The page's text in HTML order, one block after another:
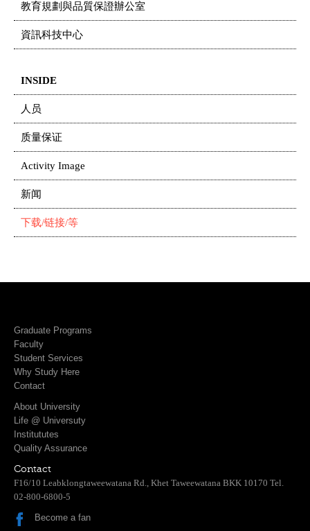
教育規劃與品質保證辦公室
資訊科技中心
INSIDE
人员
质量保证
Activity Image
新闻
下载/链接/等
Graduate Programs
Faculty
Student Services
Why Study Here
Contact
About University
Life @ Universuty
Institututes
Quality Assurance
Contact
F16/10 Leabklongtaweewatana Rd., Khet Taweewatana BKK 10170 Tel.
02-800-6800-5
Become a fan